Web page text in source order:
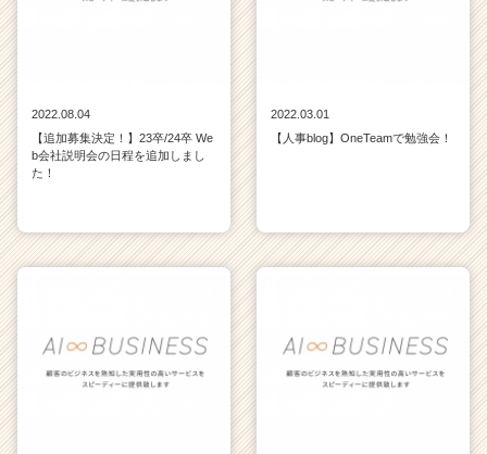
2022.08.04
【追加募集決定！】23卒/24卒 We
b会社説明会の日程を追加しまし
た！
2022.03.01
【人事blog】OneTeamで勉強会！